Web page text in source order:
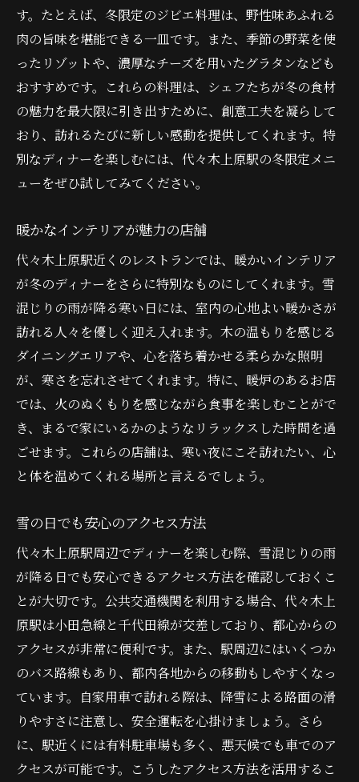
す。たとえば、冬限定のジビエ料理は、野性味あふれる
肉の旨味を堪能できる一皿です。また、季節の野菜を使
ったリゾットや、濃厚なチーズを用いたグラタンなども
おすすめです。これらの料理は、シェフたちが冬の食材
の魅力を最大限に引き出すために、創意工夫を凝らして
おり、訪れるたびに新しい感動を提供してくれます。特
別なディナーを楽しむには、代々木上原駅の冬限定メニ
ューをぜひ試してみてください。
暖かなインテリアが魅力の店舗
代々木上原駅近くのレストランでは、暖かいインテリア
が冬のディナーをさらに特別なものにしてくれます。雪
混じりの雨が降る寒い日には、室内の心地よい暖かさが
訪れる人々を優しく迎え入れます。木の温もりを感じる
ダイニングエリアや、心を落ち着かせる柔らかな照明
が、寒さを忘れさせてくれます。特に、暖炉のあるお店
では、火のぬくもりを感じながら食事を楽しむことがで
き、まるで家にいるかのようなリラックスした時間を過
ごせます。これらの店舗は、寒い夜にこそ訪れたい、心
と体を温めてくれる場所と言えるでしょう。
雪の日でも安心のアクセス方法
代々木上原駅周辺でディナーを楽しむ際、雪混じりの雨
が降る日でも安心できるアクセス方法を確認しておくこ
とが大切です。公共交通機関を利用する場合、代々木上
原駅は小田急線と千代田線が交差しており、都心からの
アクセスが非常に便利です。また、駅周辺にはいくつか
のバス路線もあり、都内各地からの移動もしやすくなっ
ています。自家用車で訪れる際は、降雪による路面の滑
りやすさに注意し、安全運転を心掛けましょう。さら
に、駅近くには有料駐車場も多く、悪天候でも車でのア
クセスが可能です。こうしたアクセス方法を活用するこ